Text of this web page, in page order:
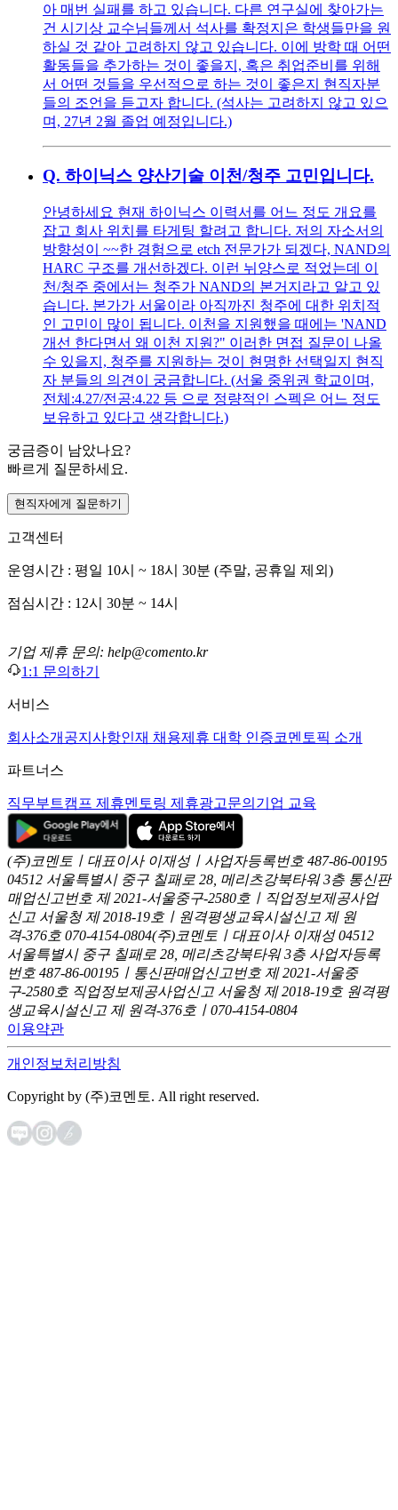
아 매번 실패를 하고 있습니다. 다른 연구실에 찾아가는
건 시기상 교수님들께서 석사를 확정지은 학생들만을 원
하실 것 같아 고려하지 않고 있습니다. 이에 방학 때 어떤
활동들을 추가하는 것이 좋을지, 혹은 취업준비를 위해
서 어떤 것들을 우선적으로 하는 것이 좋은지 현직자분
들의 조언을 듣고자 합니다. (석사는 고려하지 않고 있으
며, 27년 2월 졸업 예정입니다.)
Q. 하이닉스 양산기술 이천/청주 고민입니다.
안녕하세요 현재 하이닉스 이력서를 어느 정도 개요를
잡고 회사 위치를 타게팅 할려고 합니다. 저의 자소서의
방향성이 ~~한 경험으로 etch 전문가가 되겠다, NAND의
HARC 구조를 개선하겠다. 이런 뉘양스로 적었는데 이
천/청주 중에서는 청주가 NAND의 본거지라고 알고 있
습니다. 본가가 서울이라 아직까진 청주에 대한 위치적
인 고민이 많이 됩니다. 이천을 지원했을 때에는 'NAND
개선 한다면서 왜 이천 지원?" 이러한 면접 질문이 나올
수 있을지, 청주를 지원하는 것이 현명한 선택일지 현직
자 분들의 의견이 궁금합니다. (서울 중위권 학교이며,
전체:4.27/전공:4.22 등 으로 정량적인 스펙은 어느 정도
보유하고 있다고 생각합니다.)
궁금증이 남았나요?
빠르게 질문하세요.
현직자에게 질문하기
고객센터
운영시간 : 평일 10시 ~ 18시 30분 (주말, 공휴일 제외)
점심시간 : 12시 30분 ~ 14시
기업 제휴 문의: help@comento.kr
1:1 문의하기
서비스
회사소개 공지사항인재 채용제휴 대학 인증코멘토픽 소개
파트너스
직무부트캠프 제휴멘토링 제휴광고문의 기업 교육
(주)코멘토ㅣ대표이사 이재성ㅣ사업자등록번호 487-86-00195
04512 서울특별시 중구 칠패로 28, 메리츠강북타워 3층 통신판
매업신고번호 제 2021-서울중구-2580호ㅣ직업정보제공사업
신고 서울청 제 2018-19호ㅣ원격평생교육시설신고 제 원
격-376호 070-4154-0804(주)코멘토ㅣ대표이사 이재성 04512
서울특별시 중구 칠패로 28, 메리츠강북타워 3층 사업자등록
번호 487-86-00195ㅣ통신판매업신고번호 제 2021-서울중
구-2580호 직업정보제공사업신고 서울청 제 2018-19호 원격평
생교육시설신고 제 원격-376호ㅣ070-4154-0804
이용약관
개인정보처리방침
Copyright by (주)코멘토. All right reserved.